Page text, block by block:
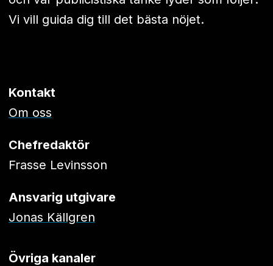
Vi vill guida dig till det bästa nöjet.
Kontakt
Om oss
Chefredaktör
Frasse Levinsson
Ansvarig utgivare
Jonas Källgren
Övriga kanaler